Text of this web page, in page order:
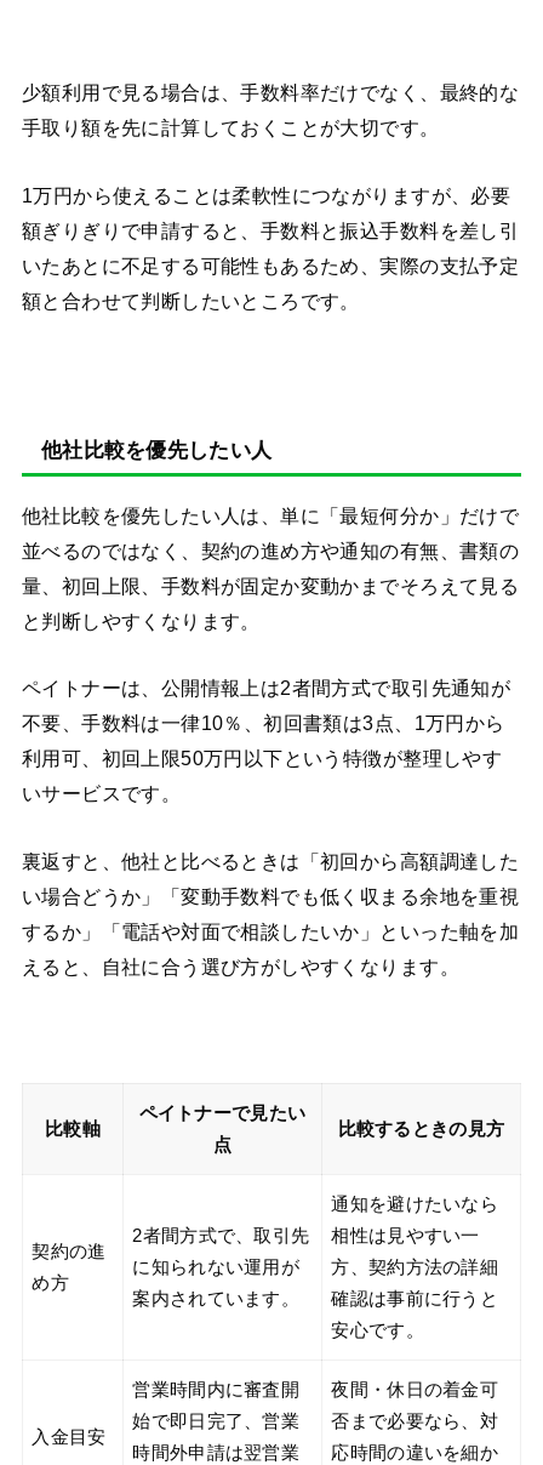
少額利用で見る場合は、手数料率だけでなく、最終的な
手取り額を先に計算しておくことが大切です。
1万円から使えることは柔軟性につながりますが、必要
額ぎりぎりで申請すると、手数料と振込手数料を差し引
いたあとに不足する可能性もあるため、実際の支払予定
額と合わせて判断したいところです。
他社比較を優先したい人
他社比較を優先したい人は、単に「最短何分か」だけで
並べるのではなく、契約の進め方や通知の有無、書類の
量、初回上限、手数料が固定か変動かまでそろえて見る
と判断しやすくなります。
ペイトナーは、公開情報上は2者間方式で取引先通知が
不要、手数料は一律10％、初回書類は3点、1万円から
利用可、初回上限50万円以下という特徴が整理しやす
いサービスです。
裏返すと、他社と比べるときは「初回から高額調達した
い場合どうか」「変動手数料でも低く収まる余地を重視
するか」「電話や対面で相談したいか」といった軸を加
えると、自社に合う選び方がしやすくなります。
比較軸
ペイトナーで見たい
点
比較するときの見方
契約の進
め方
2者間方式で、取引先
に知られない運用が
案内されています。
通知を避けたいなら
相性は見やすい一
方、契約方法の詳細
確認は事前に行うと
安心です。
入金目安
営業時間内に審査開
始で即日完了、営業
時間外申請は翌営業
夜間・休日の着金可
否まで必要なら、対
応時間の違いを細か